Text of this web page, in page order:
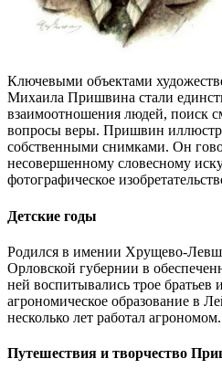
Ключевыми объектами
Михаила Пришвина стали
взаимоотношения людей, поиск
вопросы веры. Пришвин
собственными снимками. Он
несовершенному словесному
фотографическое
Детские годы
Родился в имении Хрущево-
Орловской губернии в
ней воспитывались трое братьев
агрономическое образование в
несколько лет работал агрономом.
Путешествия и творчество